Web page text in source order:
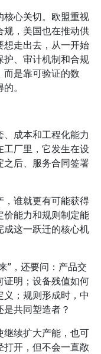
核心关切。欧盟重视
规，美国也在推动供
想走出去，从一开始
护、审计机制和合规
是靠可验证的数
。
成本和工程化能力
工厂里，它发生在设
之后、服务合同签署
，谁就更有可能获得
价能力和规则制定能
成这一跃迁的核心机
”，还要问：产品交
证明；设备残值如何
；规则形成时，中
共同塑造者？
继续扩大产能，也可
开，但不会一直敞